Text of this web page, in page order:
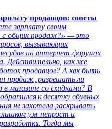
продавцов: советы
зарплату своим
с общих продаж?» — это
вызывающих
на интернет-форумах
Действительно, как же
продавцов? А как быть
продаж, разрешать ли
магазине со скидками? В
к десятку обувных
не захотела раскрывать
уж непрост и
Тогда мы